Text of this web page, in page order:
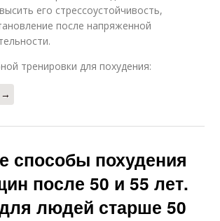
его стрессоустойчивость,
после напряженной
тренировки для похудения:
→
способы похудения
после 50 и 55 лет.
людей старше 50